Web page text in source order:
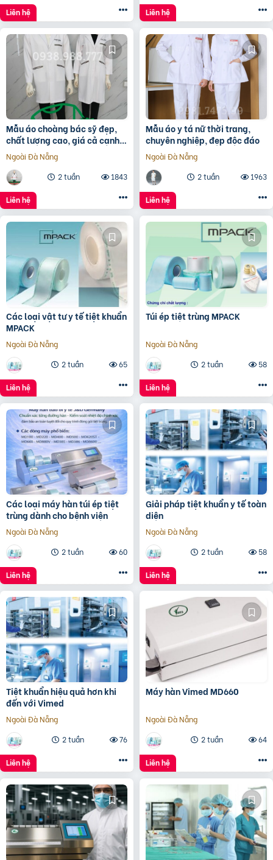
Liên hệ Liên hệ
Mẫu áo choàng bác sỹ đẹp,
chất lượng cao, giá cả cạnh
tranh
Ngoài Đà Nẵng
2 tuần
1843
Liên hệ
Mẫu áo y tá nữ thời trang,
chuyên nghiệp, đẹp độc đáo
Ngoài Đà Nẵng
2 tuần
1963
Liên hệ
Các loại vật tư y tế tiệt khuẩn
MPACK
Ngoài Đà Nẵng
2 tuần
65
Liên hệ
Túi ép tiệt trùng MPACK
Ngoài Đà Nẵng
2 tuần
58
Liên hệ
Các loại máy hàn túi ép tiệt
trùng dành cho bệnh viện
Ngoài Đà Nẵng
2 tuần
60
Liên hệ
Giải pháp tiệt khuẩn y tế toàn
diện
Ngoài Đà Nẵng
2 tuần
58
Liên hệ
Tiệt khuẩn hiệu quả hơn khi
đến với Vimed
Ngoài Đà Nẵng
2 tuần
76
Liên hệ
Máy hàn Vimed MD660
Ngoài Đà Nẵng
2 tuần
64
Liên hệ